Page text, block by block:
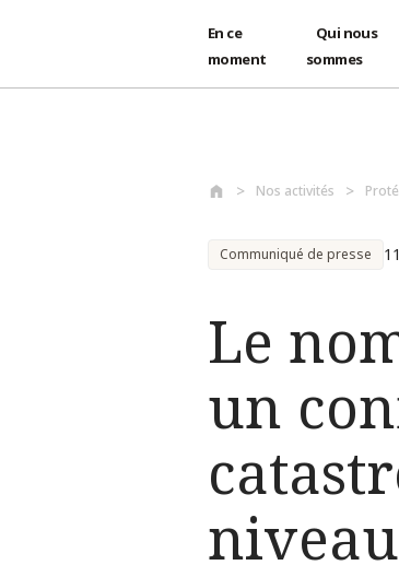
En ce
moment
Qui nous
sommes
Nos activités
Communiqué de presse
Le
un